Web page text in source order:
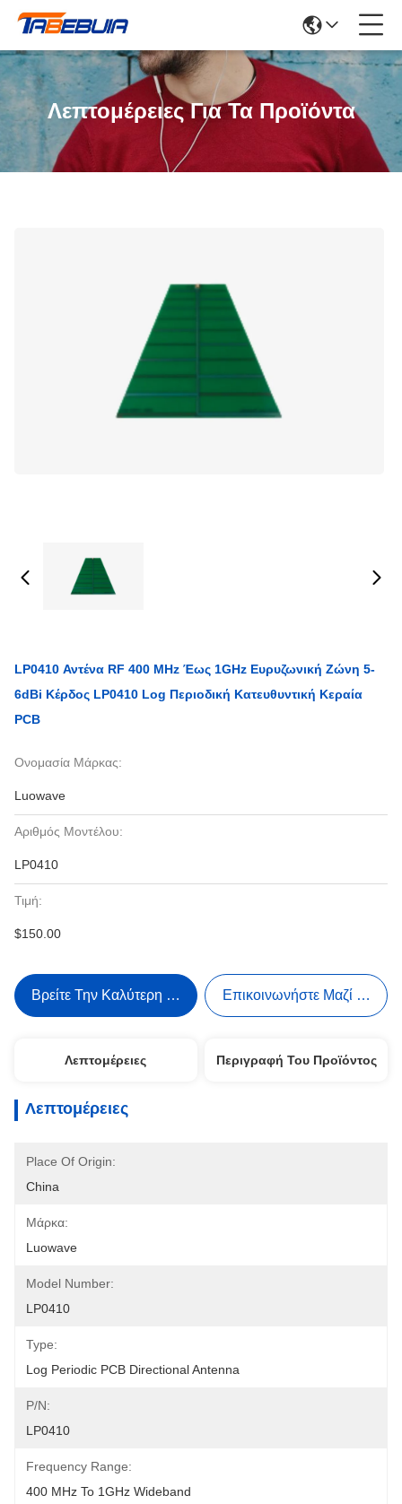
Λεπτομέρειες Για Τα Προϊόντα
LP0410 Αντένα RF 400 MHz Έως 1GHz Ευρυζωνική Ζώνη 5-
6dBi Κέρδος LP0410 Log Περιοδική Κατευθυντική Κεραία
PCB
Ονομασία Μάρκας:
Luowave
Αριθμός Μοντέλου:
LP0410
Τιμή:
$150.00
Βρείτε Την Καλύτερη Τιμή Επικοινωνήστε Μαζί Μας
Λεπτομέρειες Περιγραφή Του Προϊόντος
Λεπτομέρειες
Place Of Origin:
China
Μάρκα:
Luowave
Model Number:
LP0410
Type:
Log Periodic PCB Directional Antenna
P/N:
LP0410
Frequency Range:
400 MHz To 1GHz Wideband